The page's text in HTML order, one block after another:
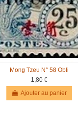
Mong Tzeu N° 58 Obli
1,80 €
Ajouter au panier